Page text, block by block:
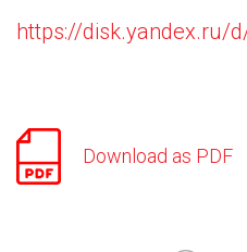
https://disk.yandex.ru/
Download as PDF